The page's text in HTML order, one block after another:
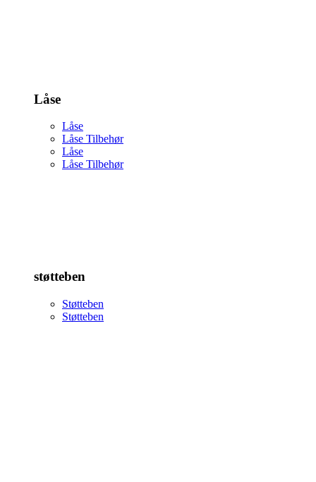
Låse
Låse
Låse Tilbehør
Låse
Låse Tilbehør
støtteben
Støtteben
Støtteben